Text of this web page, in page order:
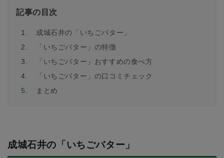
記事の目次
1.
成城石井の「いちごバター」
2.
「いちごバター」の特徴
3.
「いちごバター」おすすめの食べ方
4.
「いちごバター」の口コミチェック
5.
まとめ
成城石井の「いちごバター」